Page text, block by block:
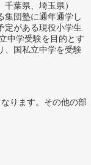
葉県、埼玉県）
集団塾に通年通学し
定がある現役小学生
中学受験を目的とす
、国私立中学を受験
ります。その他の部